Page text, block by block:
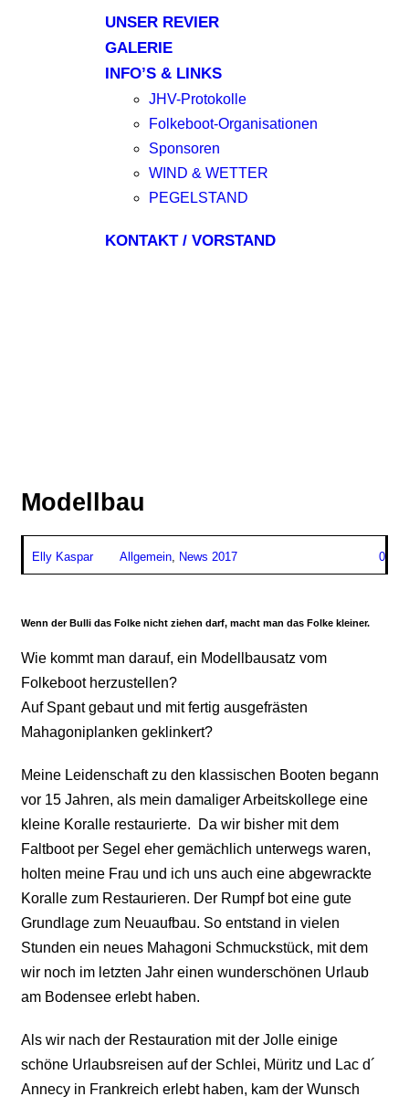
UNSER REVIER
GALERIE
INFO’S & LINKS
JHV-Protokolle
Folkeboot-Organisationen
Sponsoren
WIND & WETTER
PEGELSTAND
KONTAKT / VORSTAND
Modellbau
Elly Kaspar Allgemein, News 2017 0
Wenn der Bulli das Folke nicht ziehen darf, macht man das Folke kleiner.
Wie kommt man darauf, ein Modellbausatz vom
Folkeboot herzustellen?
Auf Spant gebaut und mit fertig ausgefrästen
Mahagoniplanken geklinkert?
Meine Leidenschaft zu den klassischen Booten begann
vor 15 Jahren, als mein damaliger Arbeitskollege eine
kleine Koralle restaurierte. Da wir bisher mit dem
Faltboot per Segel eher gemächlich unterwegs waren,
holten meine Frau und ich uns auch eine abgewrackte
Koralle zum Restaurieren. Der Rumpf bot eine gute
Grundlage zum Neuaufbau. So entstand in vielen
Stunden ein neues Mahagoni Schmuckstück, mit dem
wir noch im letzten Jahr einen wunderschönen Urlaub
am Bodensee erlebt haben.
Als wir nach der Restauration mit der Jolle einige
schöne Urlaubsreisen auf der Schlei, Müritz und Lac d´
Annecy in Frankreich erlebt haben, kam der Wunsch